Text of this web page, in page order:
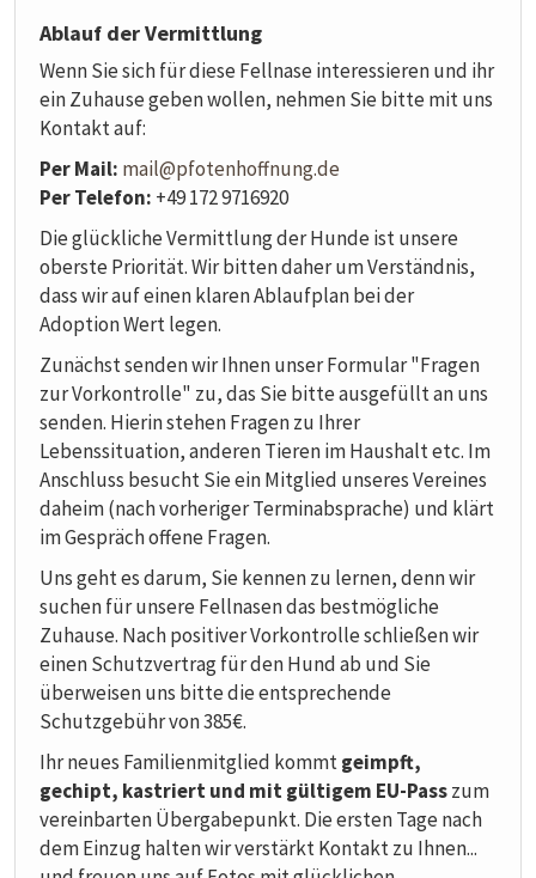
Ablauf der Vermittlung
Wenn Sie sich für diese Fellnase interessieren und ihr
ein Zuhause geben wollen, nehmen Sie bitte mit uns
Kontakt auf:
Per Mail: mail@pfotenhoffnung.de
Per Telefon: +49 172 9716920
Die glückliche Vermittlung der Hunde ist unsere
oberste Priorität. Wir bitten daher um Verständnis,
dass wir auf einen klaren Ablaufplan bei der
Adoption Wert legen.
Zunächst senden wir Ihnen unser Formular "Fragen
zur Vorkontrolle" zu, das Sie bitte ausgefüllt an uns
senden. Hierin stehen Fragen zu Ihrer
Lebenssituation, anderen Tieren im Haushalt etc. Im
Anschluss besucht Sie ein Mitglied unseres Vereines
daheim (nach vorheriger Terminabsprache) und klärt
im Gespräch offene Fragen.
Uns geht es darum, Sie kennen zu lernen, denn wir
suchen für unsere Fellnasen das bestmögliche
Zuhause. Nach positiver Vorkontrolle schließen wir
einen Schutzvertrag für den Hund ab und Sie
überweisen uns bitte die entsprechende
Schutzgebühr von 385€.
Ihr neues Familienmitglied kommtgeimpft,
gechipt, kastriert und mit gültigem EU-Passzum
vereinbarten Übergabepunkt. Die ersten Tage nach
dem Einzug halten wir verstärkt Kontakt zu Ihnen...